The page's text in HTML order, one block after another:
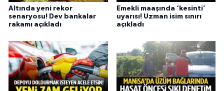
Altında yeni rekor
senaryosu! Dev bankalar
rakamı açıkladı
Emekli maaşında ‘kesinti’
uyarısı! Uzman isim sınırı
açıkladı